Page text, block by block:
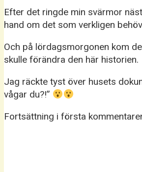
Efter det ringde min svärmor
hand om det som verkligen
Och på lördagsmorgonen kom
skulle förändra den här historien.
Jag räckte tyst över husets
vågar du?!”
Fortsättning i första